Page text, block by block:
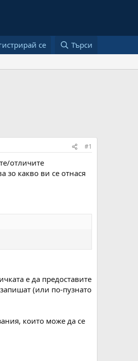
се Търси
#1
отличите
зо какво ви се отнася
е да предоставите
(или по-пузнато
които може да се